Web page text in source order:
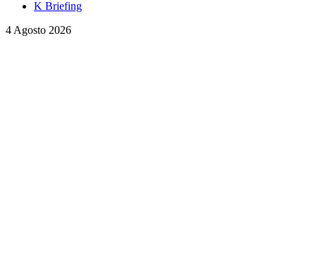
K Briefing
4 Agosto 2026